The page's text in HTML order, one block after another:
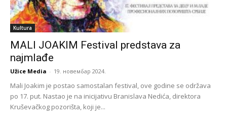
Kultura
MALI JOAKIM Festival predstava za
najmlađe
Užice Media - 19. новембар 2024.
Mali Joakim je postao samostalan festival, ove godine se održava
po 17. put. Nastao je na inicijativu Branislava Nedića, direktora
Kruševačkog pozorišta, koji je...